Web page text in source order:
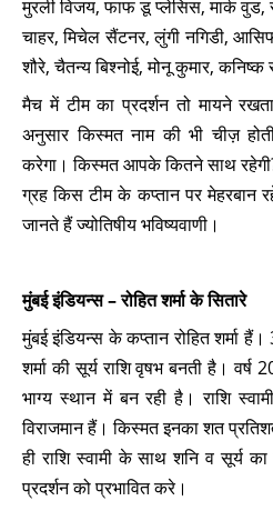
मुरली विजय, फाफ डू प्लेसिस, मार्क वुड,
चाहर, मिचेल सैंटनर, लुंगी नगिडी,
शौरे, चैतन्य बिश्नोई, मोनू कुमार, कनिष्क
मैच में टीम का प्रदर्शन तो मायने
अनुसार किस्मत नाम की भी चीज़
करेगा। किस्मत आपके कितने साथ
ग्रह किस टीम के कप्तान पर
जानते हैं ज्योतिषीय भविष्यवाणी।
मुंबई इंडियन्स –रोहित शर्मा के सितारे
मुंबई इंडियन्स के कप्तान रोहित शर्मा
शर्मा की सूर्य राशि वृषभ बनती है।
भाग्य स्थान में बन रही है। राशि
विराजमान हैं। किस्मत इनका शत
ही राशि स्वामी के साथ शनि व सूर्य
प्रदर्शन को प्रभावित करे।